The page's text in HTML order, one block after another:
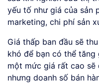
yếu tố như giá của sản
marketing, chi phí sản
Giá thấp ban đầu sẽ
khó để bạn có thể
một mức giá rất cao sẽ
nhưng doanh số bán